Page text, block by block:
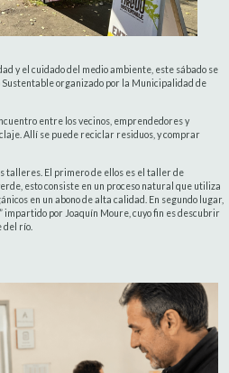
y el cuidado del medio ambiente, este sábado se
organizado por la Municipalidad de
entre los vecinos, emprendedores y
Allí se puede reciclar residuos, y comprar
talleres. El primero de ellos es el taller de
esto consiste en un proceso natural que utiliza
en un abono de alta calidad. En segundo lugar,
impartido por Joaquín Moure, cuyo fin es descubrir
del río.